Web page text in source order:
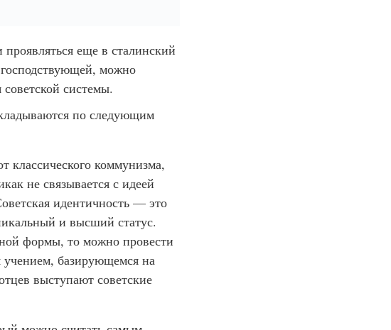
еще в сталинский
господствующей, можно
советской системы.
по следующим
классического коммунизма,
не связывается с идеей
идентичность — это
и высший статус.
формы, то можно провести
базирующемся на
выступают советские